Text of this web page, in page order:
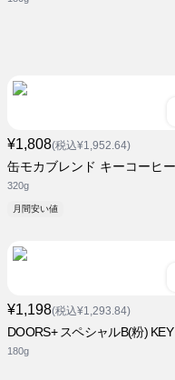
¥1,808(税込¥1,952.64)
缶モカブレンド キーコーヒー
320g
月間安い値
¥1,198(税込¥1,293.84)
DOORS+ スペシャルB(粉) KEY
180g